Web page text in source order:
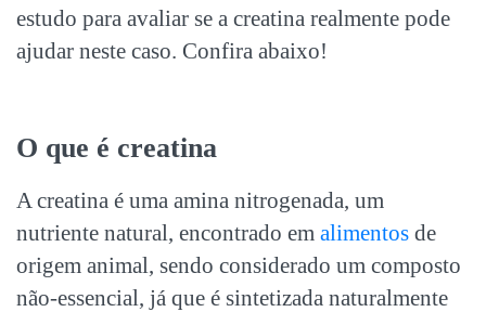
estudo para avaliar se a creatina realmente pode
ajudar neste caso. Confira abaixo!
O que é creatina
A creatina é uma amina nitrogenada, um
nutriente natural, encontrado em alimentos de
origem animal, sendo considerado um composto
não-essencial, já que é sintetizada naturalmente